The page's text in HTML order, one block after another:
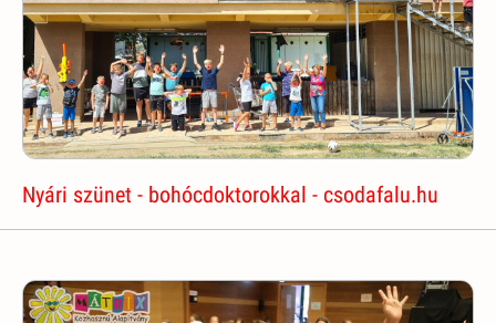
Nyári szünet - bohócdoktorokkal - csodafalu.hu